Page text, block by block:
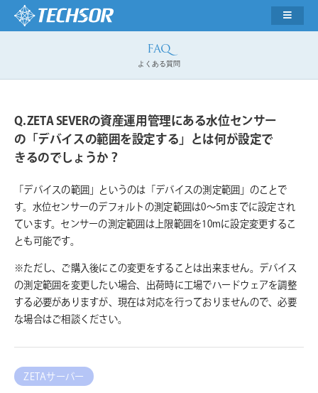
よくある質問
ZETA SEVERの資産運用管理にある水位センサー
の「デバイスの範囲を設定する」とは何が設定で
きるのでしょうか？
「デバイスの範囲」というのは「デバイスの測定範囲」のことで
す。水位センサーのデフォルトの測定範囲は0～5mまでに設定され
ています。センサーの測定範囲は上限範囲を10mに設定変更するこ
とも可能です。
※ただし、ご購入後にこの変更をすることは出来ません。デバイス
の測定範囲を変更したい場合、出荷時に工場でハードウェアを調整
する必要がありますが、現在は対応を行っておりませんので、必要
な場合はご相談ください。
ZETAサーバー